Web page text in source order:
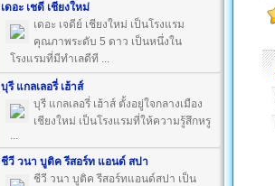
เดอะ เชดี เชียงใหม่
เดอะ เจดีย์ เชียงใหม่ เป็นโรงแรม
คุณภาพระดับ 5 ดาว เป็นหนึ่งใน
โรงแรมที่มีทำเลดีที ...
บุรี แกลเลอรี่ เฮ้าส์
บุรี แกลเลอรี่ เฮ้าส์ ตั้งอยู่ใจกลางเมือง
เชียงใหม่ เป็นโรงแรมที่ให้ความรู้สึกหรู
...
ชีวี วนา บูติค รีสอร์ท แอนด์ สปา
ชีวี วนา บูติค รีสอร์ทแอนด์สปา เป็น